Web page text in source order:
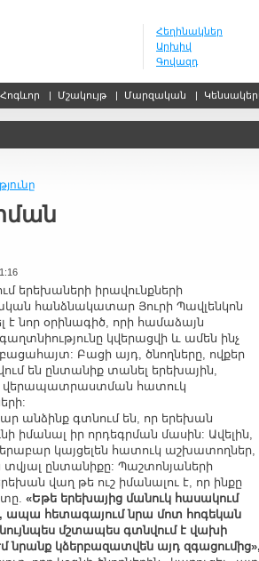
Հեղինակներ
Արխիվ
Գովազդ
Հոգևոր | Մշակույթ | Մարզական |
երեխաների իրավունքների
հանձնակատար Յուրի Պավլենկոն
է նոր օրինագիծ, որի համաձայն
կվերացվի և ամեն ինչ
Բացի այդ, ծնողները, ովքեր
են ընտանիք տանել երեխային,
վերապատրաստման հատուկ
անձինք գտնում են, որ երեխան
իմանալ իր որդեգրման մասին: Ավելին,
կայցելեն հատուկ աշխատողներ,
տվյալ ընտանիքը: Պաշտոնյաների
վաղ թե ուշ իմանալու է, որ ինքը
«Եթե երեխայից մանուկ հասակում
ապա հետագայում նրա մոտ հոգեկան
մշտապես գտնվում է վախի
նրանք կձերբազատվեն այդ զգացումից»,